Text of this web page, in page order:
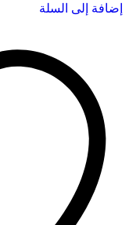
إضافة إلى السلة